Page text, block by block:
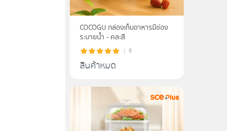
COCOGU กล่องเก็บอาหารมีช่อง
ระบายน้ำ - คละสี
8
สินค้าหมด